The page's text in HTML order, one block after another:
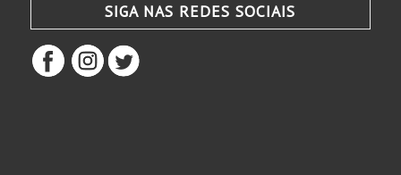
SIGA NAS REDES SOCIAIS